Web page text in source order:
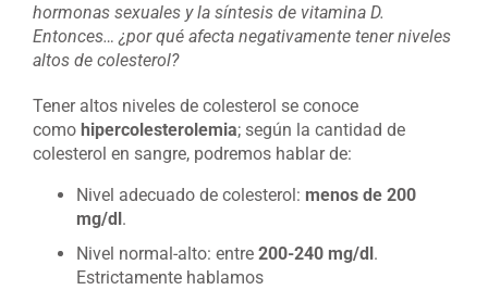
hormonas sexuales y la síntesis de vitamina D.
Entonces… ¿por qué afecta negativamente tener niveles
altos de colesterol?
Tener altos niveles de colesterol se conoce
como hipercolesterolemia; según la cantidad de
colesterol en sangre, podremos hablar de:
Nivel adecuado de colesterol: menos de 200
mg/dl.
Nivel normal-alto: entre 200-240 mg/dl.
Estrictamente hablamos